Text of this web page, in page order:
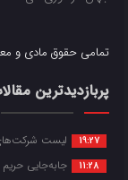
تمامی حقوق مادی و
پربازدیدترین
19:27 لیست شرکت‌های
11:28 جابه‌جایی حریم